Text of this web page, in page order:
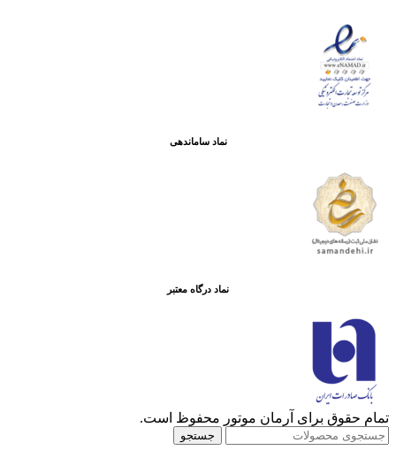
نماد ساماندهی
نماد درگاه معتبر
تمام حقوق برای آرمان موتور محفوظ است.
جستجو